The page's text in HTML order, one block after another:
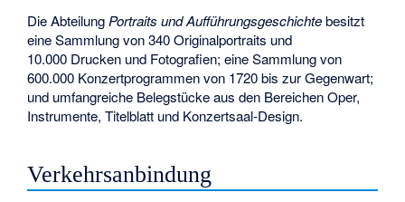
Die Abteilung Portraits und Aufführungsgeschichtebesitzt
eine Sammlung von 340 Originalportraits und
10.000 Drucken und Fotografien; eine Sammlung von
600.000 Konzertprogrammen von 1720 bis zur Gegenwart;
und umfangreiche Belegstücke aus den Bereichen Oper,
Instrumente, Titelblatt und Konzertsaal-Design.
Verkehrsanbindung